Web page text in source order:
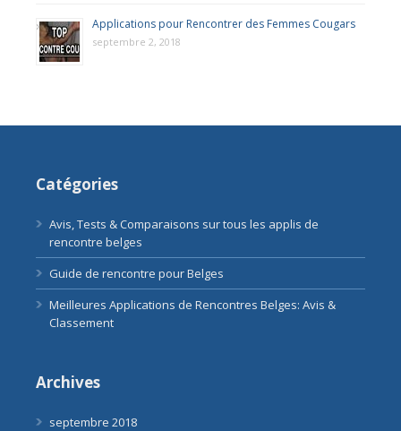
Applications pour Rencontrer des Femmes Cougars
septembre 2, 2018
Catégories
Avis, Tests & Comparaisons sur tous les applis de
rencontre belges
Guide de rencontre pour Belges
Meilleures Applications de Rencontres Belges: Avis &
Classement
Archives
septembre 2018